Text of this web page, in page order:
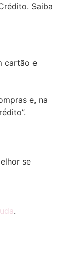
Saiba
cartão e
e, na
se
.